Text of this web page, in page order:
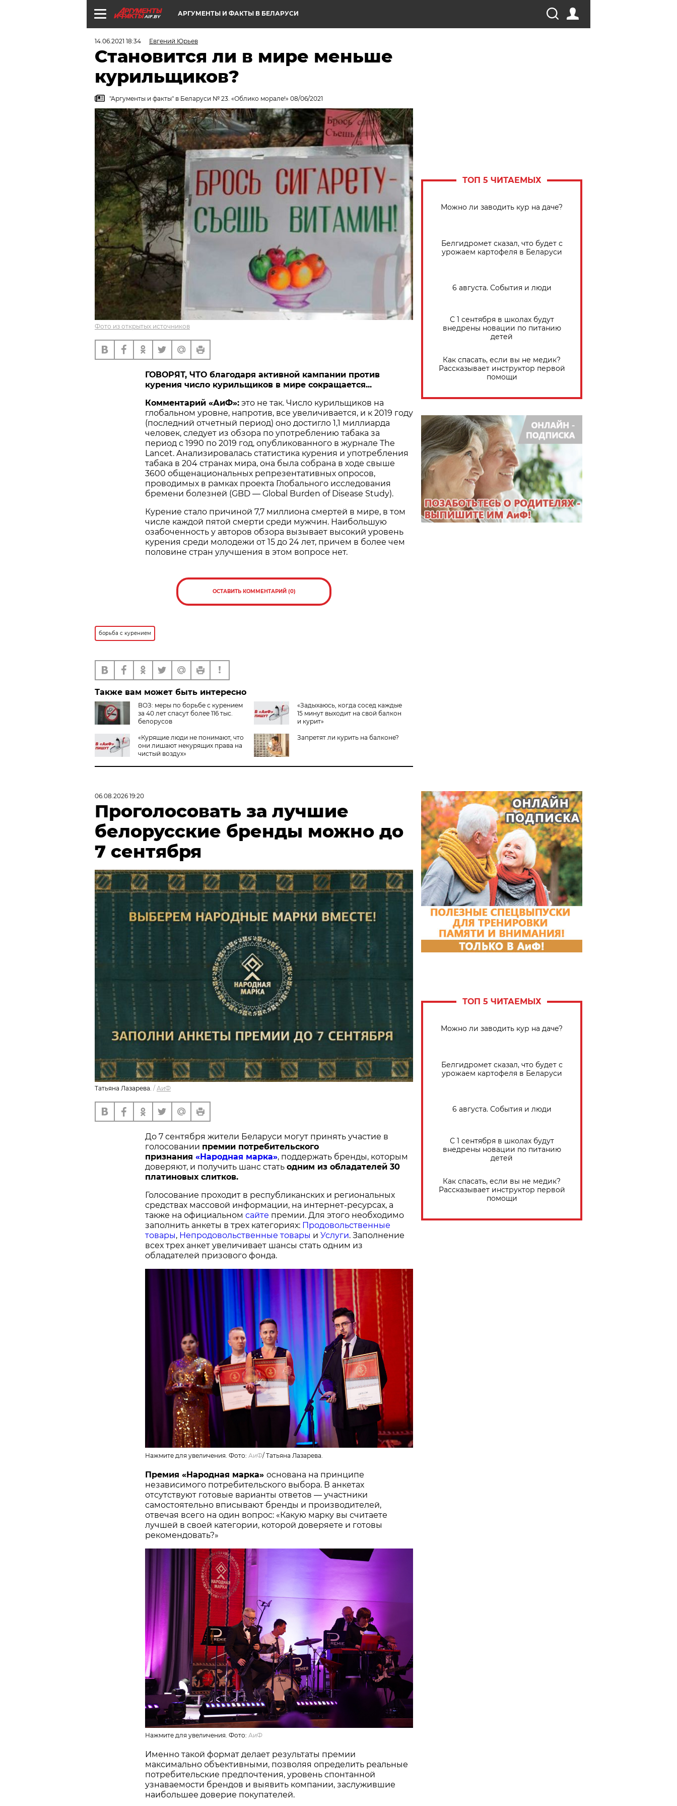
AIF.BY АРГУМЕНТЫ И ФАКТЫ В БЕЛАРУСИ
14.06.2021 18:34 Евгений Юрьев
Становится ли в мире меньше
курильщиков?
"Аргументы и факты" в Беларуси № 23. «Облико морале!» 08/06/2021
Фото из открытых источников
ГОВОРЯТ, ЧТО благодаря активной кампании против
курения число курильщиков в мире сокращается...
Комментарий «АиФ»: это не так. Число курильщиков на
глобальном уровне, напротив, все увеличивается, и к 2019 году
(последний отчетный период) оно достигло 1,1 миллиарда
человек, следует из обзора по употреблению табака за
период с 1990 по 2019 год, опубликованного в журнале The
Lancet. Анализировалась статистика курения и употребления
табака в 204 странах мира, она была собрана в ходе свыше
3600 общенациональных репрезентативных опросов,
проводимых в рамках проекта Глобального исследования
бремени болезней (GBD — Global Burden of Disease Study).
Курение стало причиной 7,7 миллиона смертей в мире, в том
числе каждой пятой смерти среди мужчин. Наибольшую
озабоченность у авторов обзора вызывает высокий уровень
курения среди молодежи от 15 до 24 лет, причем в более чем
половине стран улучшения в этом вопросе нет.
ОСТАВИТЬ КОММЕНТАРИЙ (0)
борьба с курением
Также вам может быть интересно
ВОЗ: меры по борьбе с курением
за 40 лет спасут более 116 тыс.
белорусов
«Задыхаюсь, когда сосед каждые
15 минут выходит на свой балкон
и курит»
«Курящие люди не понимают, что
они лишают некурящих права на
чистый воздух»
Запретят ли курить на балконе?
ТОП 5 ЧИТАЕМЫХ
Можно ли заводить кур на даче?
Белгидромет сказал, что будет с
урожаем картофеля в Беларуси
6 августа. События и люди
С 1 сентября в школах будут
внедрены новации по питанию
детей
Как спасать, если вы не медик?
Рассказывает инструктор первой
помощи
06.08.2026 19:20
Проголосовать за лучшие
белорусские бренды можно до
7 сентября
Татьяна Лазарева. / АиФ
До 7 сентября жители Беларуси могут принять участие в
голосовании премии потребительского
признания «Народная марка», поддержать бренды, которым
доверяют, и получить шанс стать одним из обладателей 30
платиновых слитков.
Голосование проходит в республиканских и региональных
средствах массовой информации, на интернет-ресурсах, а
также на официальном сайте премии. Для этого необходимо
заполнить анкеты в трех категориях: Продовольственные
товары, Непродовольственные товары и Услуги. Заполнение
всех трех анкет увеличивает шансы стать одним из
обладателей призового фонда.
Нажмите для увеличения. Фото: АиФ/ Татьяна Лазарева.
Премия «Народная марка» основана на принципе
независимого потребительского выбора. В анкетах
отсутствуют готовые варианты ответов — участники
самостоятельно вписывают бренды и производителей,
отвечая всего на один вопрос: «Какую марку вы считаете
лучшей в своей категории, которой доверяете и готовы
рекомендовать?»
Нажмите для увеличения. Фото: АиФ
Именно такой формат делает результаты премии
максимально объективными, позволяя определить реальные
потребительские предпочтения, уровень спонтанной
узнаваемости брендов и выявить компании, заслужившие
наибольшее доверие покупателей.
ТОП 5 ЧИТАЕМЫХ
Можно ли заводить кур на даче?
Белгидромет сказал, что будет с
урожаем картофеля в Беларуси
6 августа. События и люди
С 1 сентября в школах будут
внедрены новации по питанию
детей
Как спасать, если вы не медик?
Рассказывает инструктор первой
помощи